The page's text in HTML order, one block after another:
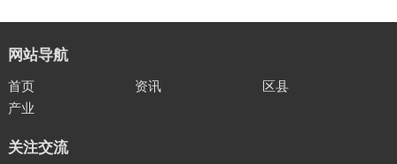
网站导航
首页 资讯
区县
产业
关注交流